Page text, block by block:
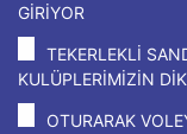
GİRİYOR
TEKERLEKLİ
KULÜPLERİMİZİN
OTURARAK